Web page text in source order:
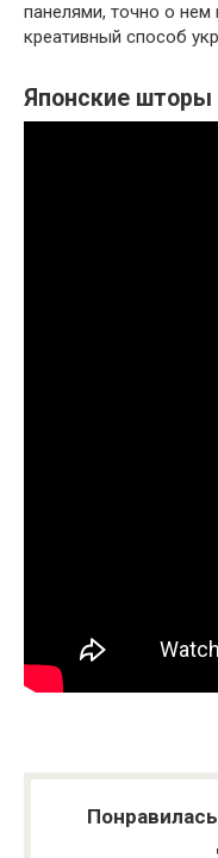
панелями, точно о
креативный способ
Японские шторы